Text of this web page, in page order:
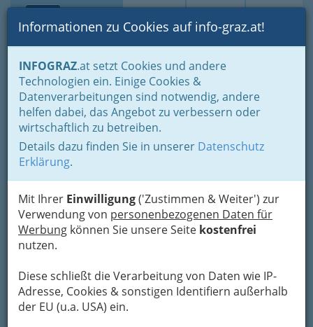
Suche Login Toggle
Informationen zu Cookies auf info-graz.at!
INFOGRAZ.at setzt Cookies und andere
Technologien ein. Einige Cookies &
Datenverarbeitungen sind notwendig, andere
helfen dabei, das Angebot zu verbessern oder
wirtschaftlich zu betreiben.
Details dazu finden Sie in unserer Datenschutz
Erklärung.
Mit Ihrer Einwilligung('Zustimmen & Weiter') zur
Verwendung von personenbezogenen Daten für
Werbung können Sie unsere Seite kostenfrei
nutzen.
Diese schließt die Verarbeitung von Daten wie IP-
Adresse, Cookies & sonstigen Identifiern außerhalb
der EU (u.a. USA) ein.
Home
Lifestyle
Studieren, Studium: „Student sein in Graz“ - oder Studentin
USI - Universität Sport
Institut Graz
Universitätsplatz 3, 8010 Graz
+43 316 380 - 2255
Karte
Kontaktaufnahme